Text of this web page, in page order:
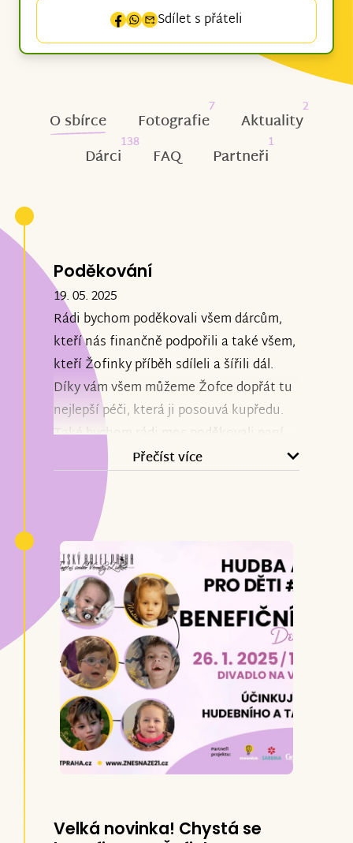
Sdílet s přáteli
O sbírce Fotografie
7
Aktuality
2
Dárci
138
FAQ Partneři
1
Poděkování
19. 05. 2025
Rádi bychom poděkovali všem dárcům,
kteří nás finančně podpořili a také všem,
kteří Žofinky příběh sdíleli a šířili dál.
Díky vám všem můžeme Žofce dopřát tu
nejlepší péči, která ji posouvá kupředu.
Také bychom rádi moc poděkovali paní
Simoně Patelisové do Znesnáze, paní
Veronice Zídkové z Dětského baletu
Praha a dalším, že pro nás a dalších 8
dětiček uspořádali něco neuvěřitelného.
Díky nim jsme dokonce přesáhli hranici
100%. Neskutečně moc si vážíme každé
minuty, kterou jste nám věnovali. A
určitě bychom chtěli poděkovat Vám
paní Burešová za Vaši ochotu, vstřícnost
a velkou pomoc při organizaci sbírky.
Děkujeme za Vaši podporu.
Přečíst více
Velká novinka! Chystá se